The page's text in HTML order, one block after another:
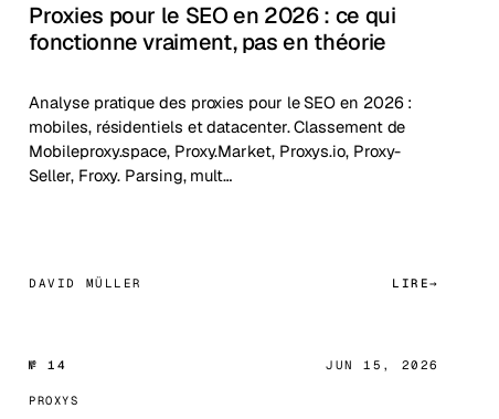
Proxies pour le SEO en 2026 : ce qui
fonctionne vraiment, pas en théorie
Analyse pratique des proxies pour le SEO en 2026 :
mobiles, résidentiels et datacenter. Classement de
Mobileproxy.space, Proxy.Market, Proxys.io, Proxy-
Seller, Froxy. Parsing, mult…
DAVID MÜLLER LIRE
№ 14 JUN 15, 2026
PROXYS